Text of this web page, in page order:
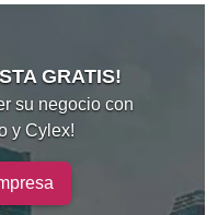
GRATIS!
su negocio con
y Cylex!